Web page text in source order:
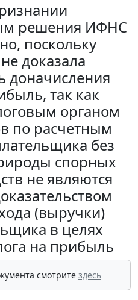
решения ИФНС
поскольку
доказала
доначисления
так как
органом
по расчетным
без
спорных
не являются
(выручки)
в целях
на прибыль
смотрите здесь